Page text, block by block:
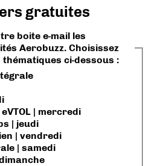
gratuites
boite e-mail les
Aerobuzz. Choisissez
ci-dessous :
| mercredi
| jeudi
| vendredi
| samedi